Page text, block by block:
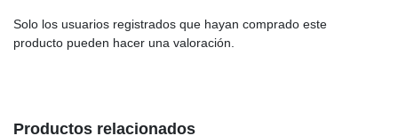
Solo los usuarios registrados que hayan comprado este
producto pueden hacer una valoración.
Productos relacionados